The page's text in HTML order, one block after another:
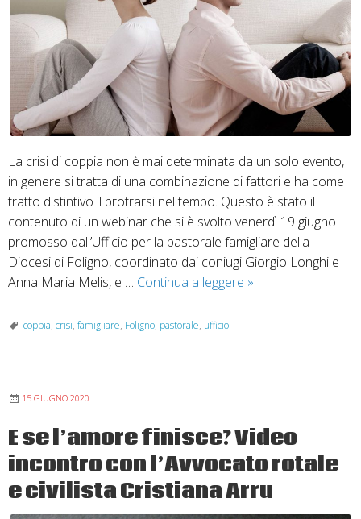
La crisi di coppia non è mai determinata da un solo evento,
in genere si tratta di una combinazione di fattori e ha come
tratto distintivo il protrarsi nel tempo. Questo è stato il
contenuto di un webinar che si è svolto venerdì 19 giugno
promosso dall’Ufficio per la pastorale famigliare della
Diocesi di Foligno, coordinato dai coniugi Giorgio Longhi e
Anna Maria Melis, e … Continua a leggere Webinar:
»
coppia, crisi, famigliare, Foligno, pastorale, ufficio
15 GIUGNO 2020
E se l’amore finisce? Video
incontro con l’Avvocato rotale
e civilista Cristiana Arru